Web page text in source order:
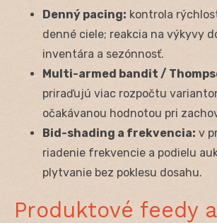
Denný pacing: kontrola
denné ciele; reakcia na výkyvy
inventára a sezónnosť.
Multi-armed bandit /
priraďujú viac rozpočtu
očakávanou hodnotou pri
Bid-shading a frekvencia: v
riadenie frekvencie a podielu
plytvanie bez poklesu dosahu.
Produktové feedy a